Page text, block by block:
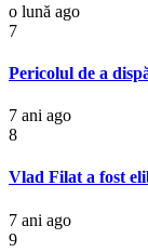
o lună ago
7
Pericolul de a
7 ani ago
8
Vlad Filat a fost
7 ani ago
9